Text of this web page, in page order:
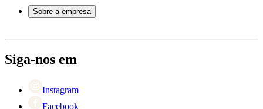
Atendimento
Pagamento
Retorno
Sobre a empresa
Black Friday
Singles Day
Siga-nos em
Instagram
Facebook